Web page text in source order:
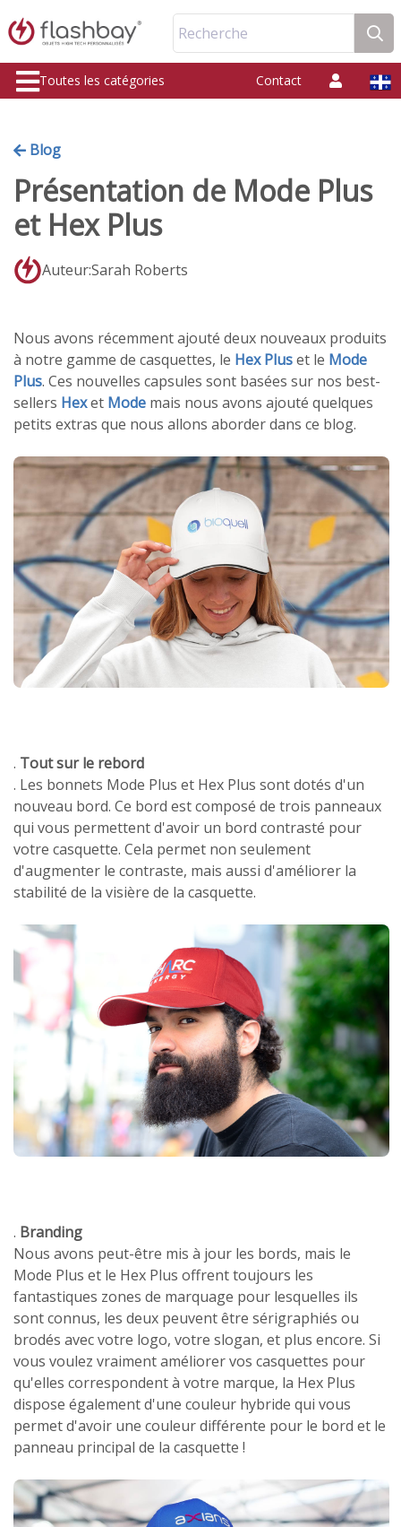
Recherche
Toutes les catégories Contact
Blog
Présentation de Mode Plus
et Hex Plus
Auteur:Sarah Roberts
Nous avons récemment ajouté deux nouveaux produits
à notre gamme de casquettes, le Hex Pluset le Mode
Plus. Ces nouvelles capsules sont basées sur nos best-
sellers Hexet Mode mais nous avons ajouté quelques
petits extras que nous allons aborder dans ce blog.
. Tout sur le rebord
. Les bonnets Mode Plus et Hex Plus sont dotés d'un
nouveau bord. Ce bord est composé de trois panneaux
qui vous permettent d'avoir un bord contrasté pour
votre casquette. Cela permet non seulement
d'augmenter le contraste, mais aussi d'améliorer la
stabilité de la visière de la casquette.
. Branding
Nous avons peut-être mis à jour les bords, mais le
Mode Plus et le Hex Plus offrent toujours les
fantastiques zones de marquage pour lesquelles ils
sont connus, les deux peuvent être sérigraphiés ou
brodés avec votre logo, votre slogan, et plus encore. Si
vous voulez vraiment améliorer vos casquettes pour
qu'elles correspondent à votre marque, la Hex Plus
dispose également d'une couleur hybride qui vous
permet d'avoir une couleur différente pour le bord et le
panneau principal de la casquette !